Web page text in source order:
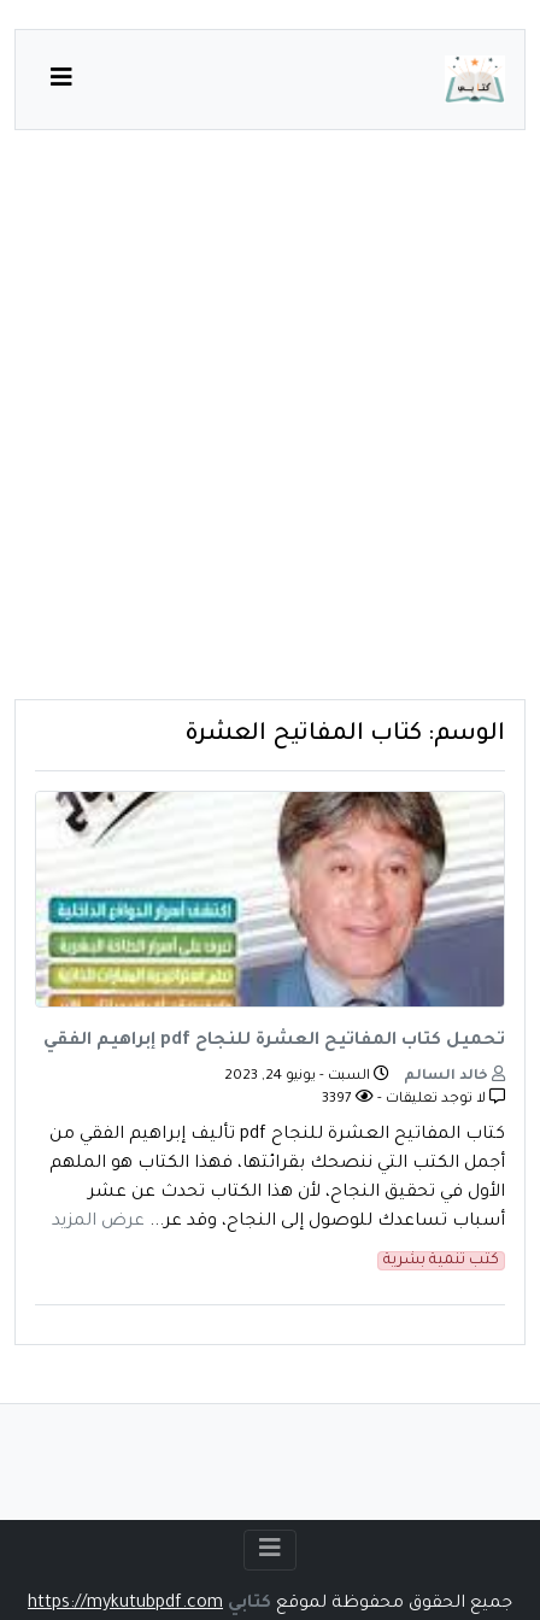
الوسم: كتاب المفاتيح العشرة
تحميل كتاب المفاتيح العشرة للنجاح pdf إبراهيم الفقي
خالد السالم
السبت - يونيو 24, 2023
لا توجد تعليقات -
كتاب المفاتيح العشرة للنجاح pdf تأليف إبراهيم الفقي من
أجمل الكتب التي ننصحك بقرائتها، فهذا الكتاب هو الملهم
الأول في تحقيق النجاح، لأن هذا الكتاب تحدث عن عشر
أسباب تساعدك للوصول إلى النجاح، وقد عر... عرض المزيد
كتب تنمية بشرية
جميع الحقوق محفوظة لموقع كتابي https://mykutubpdf.com